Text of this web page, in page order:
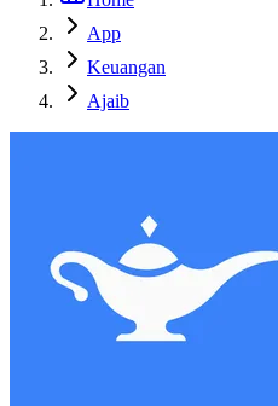
App
Keuangan
Ajaib